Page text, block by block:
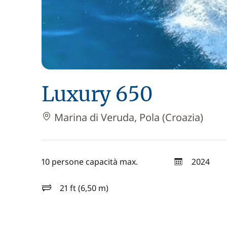
Luxury 650
Marina di Veruda, Pola (Croazia)
10 persone capacità max. 2024
anno
21 ft (6,50 m)
lunghezza